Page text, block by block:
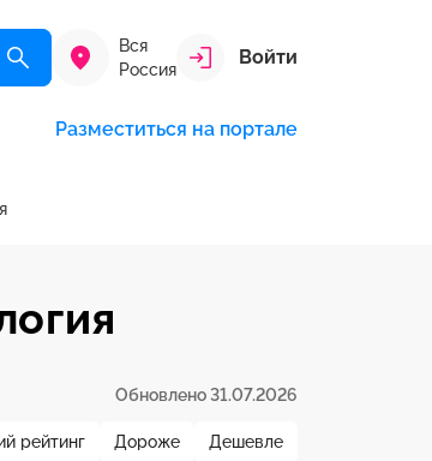
Вся
Россия
Войти
Разместиться на портале
Обновлено 31.07.2026
рейтинг Дороже Дешевле